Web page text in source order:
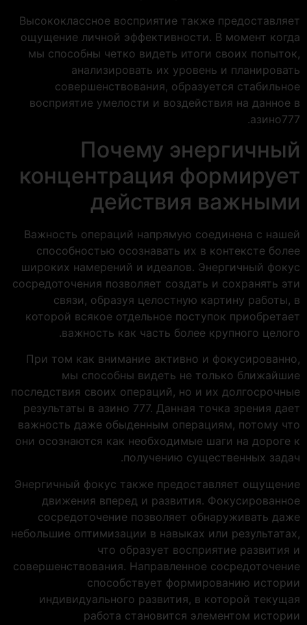
Высококлассное восприятие также предоставляет
ощущение личной эффективности. В момент когда
мы способны четко видеть итоги своих попыток,
анализировать их уровень и планировать
совершенствования, образуется стабильное
восприятие умелости и воздействия на данное в
азино777.
Почему энергичный
концентрация формирует
действия важными
Важность операций напрямую соединена с нашей
способностью осознавать их в контексте более
широких намерений и идеалов. Энергичный фокус
сосредоточения позволяет создать и сохранять эти
связи, образуя целостную картину работы, в
которой всякое отдельное поступок приобретает
важность как часть более крупного целого.
При том как внимание активно и фокусированно,
мы способны видеть не только ближайшие
последствия своих операций, но и их долгосрочные
результаты в азино 777. Данная точка зрения дает
важность даже обыденным операциям, потому что
они осознаются как необходимые шаги на дороге к
получению существенных задач.
Энергичный фокус также предоставляет ощущение
движения вперед и развития. Фокусированное
сосредоточение позволяет обнаруживать даже
небольшие оптимизации в навыках или результатах,
что образует восприятие развития и
совершенствования. Направленное сосредоточение
способствует формированию истории
индивидуального развития, в которой текущая
работа становится элементом истории